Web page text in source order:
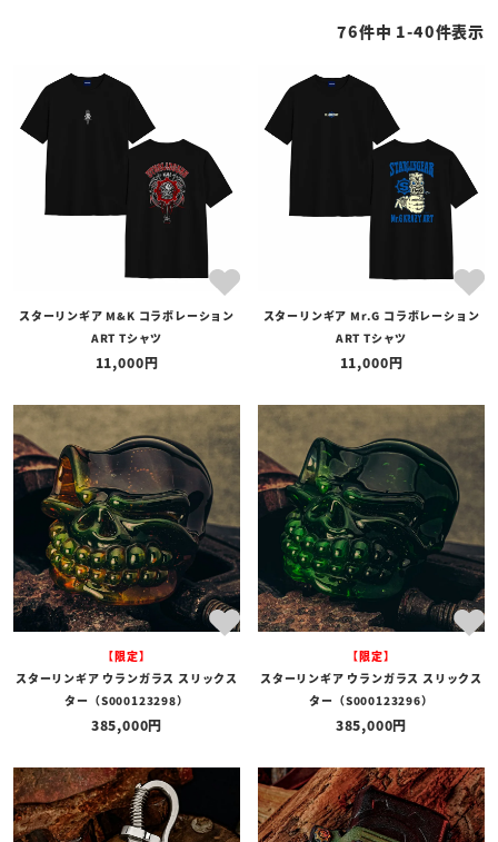
商品タイプ
全ての商品
予約商品 セール商品
カテゴリ
価格
在庫の有無
在庫あり
在庫なしを含む
76件中 1-40件表示
スターリンギア M&K コラボレーション
ART Tシャツ
11,000
スターリンギア Mr.G コラボレーション
ART Tシャツ
11,000
【限定】
スターリンギア ウランガラス スリックス
ター（S000123298）
385,000
【限定】
スターリンギア ウランガラス スリックス
ター（S000123296）
385,000